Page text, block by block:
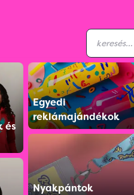
és
Egyedi
reklámajándékok
Nyakpántok
Galléros póló
Kabát